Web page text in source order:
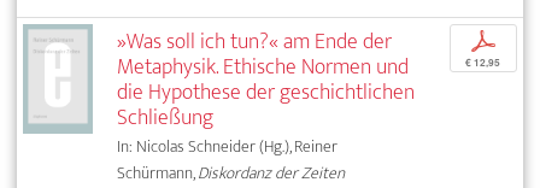
»Was soll ich tun?« am Ende der
Metaphysik. Ethische Normen und
die Hypothese der geschichtlichen
Schließung
In: Nicolas Schneider (Hg.), Reiner
Schürmann,Diskordanz der Zeiten
p
€ 12,95